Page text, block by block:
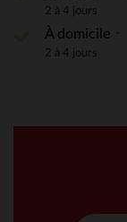
2 à 4 jours
À domicile
2 à 4 jours